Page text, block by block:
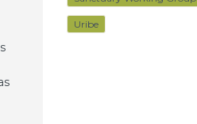
Uribe